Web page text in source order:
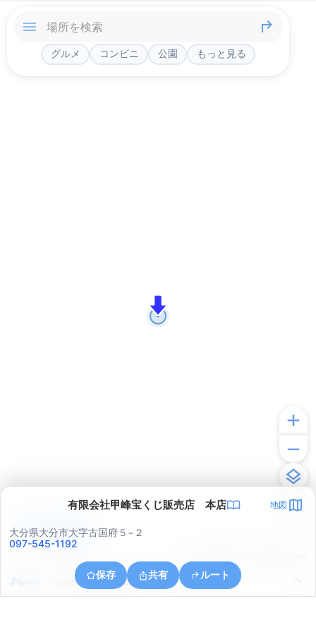
グルメ コンビニ 公園 もっと見る
有限会社甲峰宝くじ販売店 本店 地図
大分県大分市大字古国府５−２
097-545-1192
保存 共有 ルート
大分県大分市豊饒２丁目１１
アプリで見る